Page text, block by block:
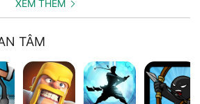
XEM THÊM
TÂM